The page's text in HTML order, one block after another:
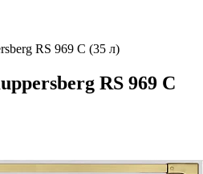
RS 969 C (35 л)
RS 969 C